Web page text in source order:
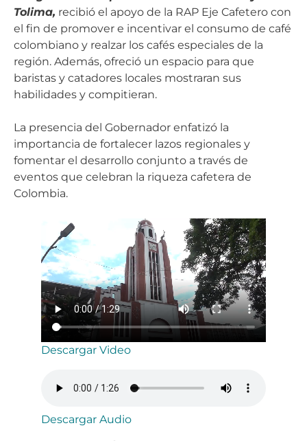
Tolima, recibió el apoyo de la RAP Eje Cafetero con
el fin de promover e incentivar el consumo de café
colombiano y realzar los cafés especiales de la
región. Además, ofreció un espacio para que
baristas y catadores locales mostraran sus
habilidades y compitieran.
La presencia del Gobernador enfatizó la
importancia de fortalecer lazos regionales y
fomentar el desarrollo conjunto a través de
eventos que celebran la riqueza cafetera de
Colombia.
Descargar Video
Descargar Audio